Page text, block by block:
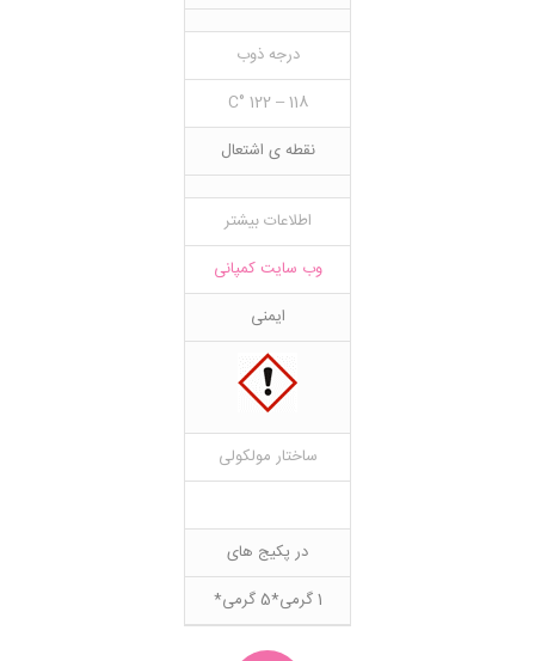
درجه ذوب
118 – 122 °C
نقطه ی اشتعال
اطلاعات بیشتر
وب سایت کمپانی
ایمنی
ساختار مولکولی
در پکیج های
1 گرمی*5 گرمی*